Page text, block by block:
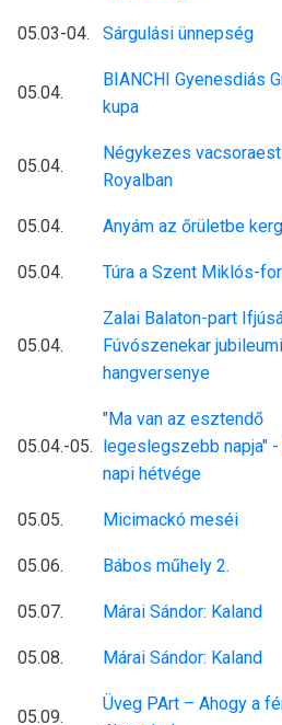
05.03-04. Sárgulási ünnepség
05.04.
BIANCHI Gyenesdiás
kupa
05.04.
Négykezes
Royalban
05.04. Anyám az őrületbe
05.04. Túra a Szent Miklós-
05.04.
Zalai Balaton-part
Fúvószenekar jubileumi
hangversenye
05.04.-05.
"Ma van az esztendő
legeslegszebb napja" -
napi hétvége
05.05. Micimackó meséi
05.06. Bábos műhely 2.
05.07. Márai Sándor: Kaland
05.08. Márai Sándor: Kaland
05.09.
Üveg PArt – Ahogy a